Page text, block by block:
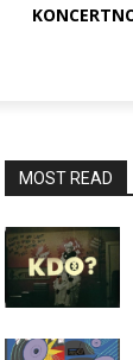
MOST READ